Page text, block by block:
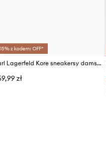
z kodem: OFF*
Karl Lagerfeld Kore sneakersy damskie skórzane
zł